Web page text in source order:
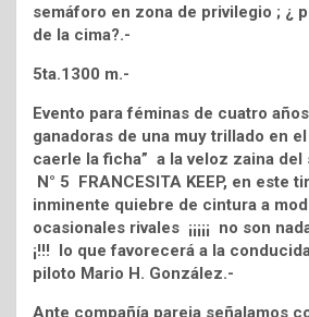
semáforo en zona de privilegio ; ¿
de la cima?.-
5ta.1300 m.-
Evento para féminas de cuatro
ganadoras de una muy trillado en
caerle la ficha” a la veloz zaina del
N° 5 FRANCESITA KEEP, en este
inminente quiebre de cintura a
ocasionales rivales ¡¡¡¡¡ no son
¡!!! lo que favorecerá a la
piloto Mario H. González.-
Ante compañía pareja señalamos